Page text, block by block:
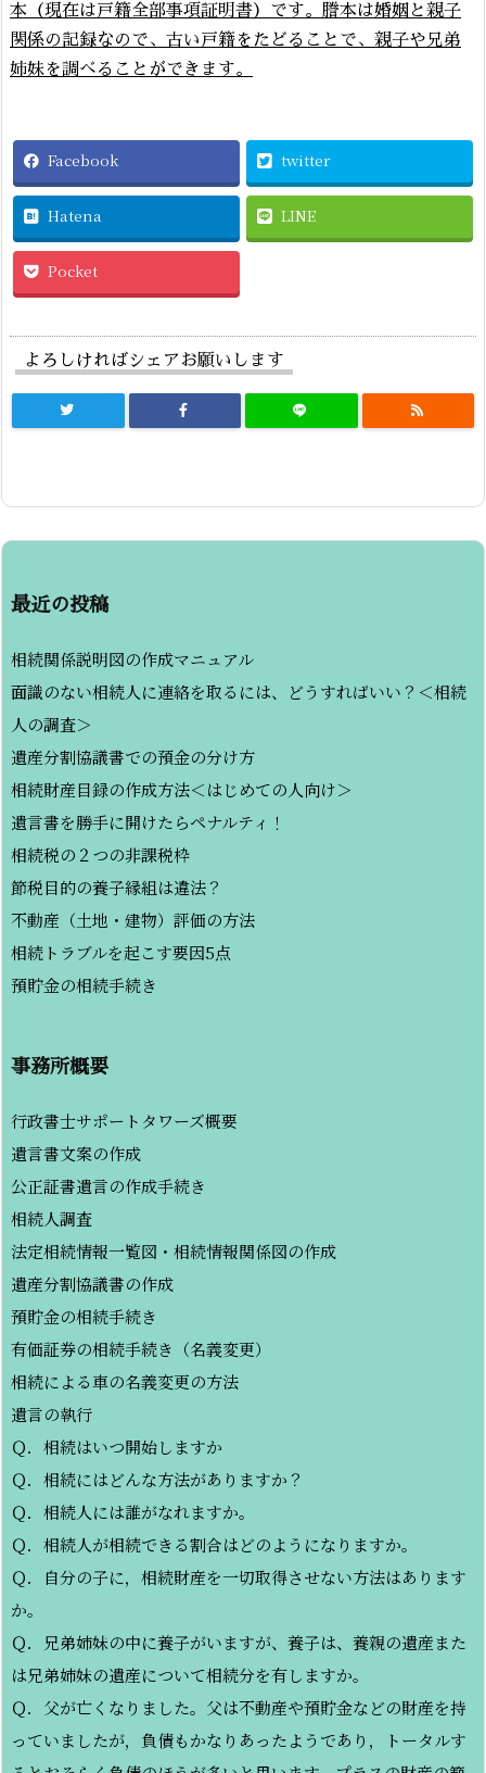
本（現在は戸籍全部事項証明書）です。謄本は婚姻と親子
関係の記録なので、古い戸籍をたどることで、親子や兄弟
姉妹を調べることができます。
Facebook twitter
Hatena LINE
Pocket
よろしければシェアお願いします
最近の投稿
相続関係説明図の作成マニュアル
面識のない相続人に連絡を取るには、どうすればいい？＜相続
人の調査＞
遺産分割協議書での預金の分け方
相続財産目録の作成方法＜はじめての人向け＞
遺言書を勝手に開けたらペナルティ！
相続税の２つの非課税枠
節税目的の養子縁組は違法？
不動産（土地・建物）評価の方法
相続トラブルを起こす要因5点
預貯金の相続手続き
事務所概要
行政書士サポートタワーズ概要
遺言書文案の作成
公正証書遺言の作成手続き
相続人調査
法定相続情報一覧図・相続情報関係図の作成
遺産分割協議書の作成
預貯金の相続手続き
有価証券の相続手続き（名義変更）
相続による車の名義変更の方法
遺言の執行
Ｑ．相続はいつ開始しますか
Ｑ．相続にはどんな方法がありますか？
Ｑ．相続人には誰がなれますか。
Ｑ．相続人が相続できる割合はどのようになりますか。
Ｑ．自分の子に，相続財産を一切取得させない方法はあります
か。
Ｑ．兄弟姉妹の中に養子がいますが、養子は、養親の遺産また
は兄弟姉妹の遺産について相続分を有しますか。
Ｑ．父が亡くなりました。父は不動産や預貯金などの財産を持
っていましたが，負債もかなりあったようであり，トータルす